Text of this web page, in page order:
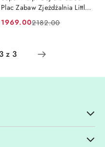
Plac Zabaw Zjeżdżalnia Little
Cena
1969.00
Cena
promocją:
2182.00